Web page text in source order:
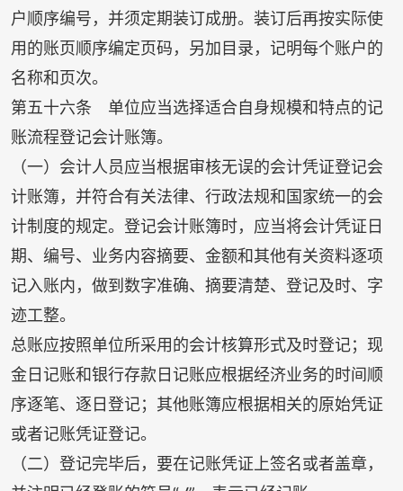
户顺序编号，并须定期装订成册。装订后再按实际使
用的账页顺序编定页码，另加目录，记明每个账户的
名称和页次。
第五十六条 单位应当选择适合自身规模和特点的记
账流程登记会计账簿。
（一）会计人员应当根据审核无误的会计凭证登记会
计账簿，并符合有关法律、行政法规和国家统一的会
计制度的规定。登记会计账簿时，应当将会计凭证日
期、编号、业务内容摘要、金额和其他有关资料逐项
记入账内，做到数字准确、摘要清楚、登记及时、字
迹工整。
总账应按照单位所采用的会计核算形式及时登记；现
金日记账和银行存款日记账应根据经济业务的时间顺
序逐笔、逐日登记；其他账簿应根据相关的原始凭证
或者记账凭证登记。
（二）登记完毕后，要在记账凭证上签名或者盖章，